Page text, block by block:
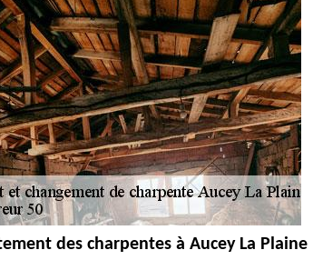
des charpentes à Aucey La Plaine